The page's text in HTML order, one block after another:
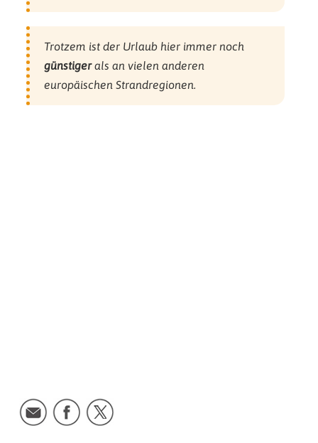
Trotzem ist der Urlaub hier immer noch
günstigerals an vielen anderen
europäischen Strandregionen.